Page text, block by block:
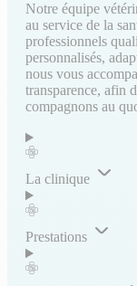
Notre équipe
au service de la
professionnels
personnalisés,
nous vous
transparence, afin
compagnons au
La clinique
Prestations